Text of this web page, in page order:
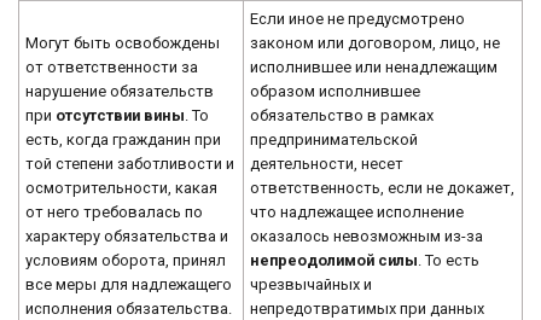
Могут быть освобождены
от ответственности за
нарушение обязательств
при отсутствии вины. То
есть, когда гражданин при
той степени заботливости и
осмотрительности, какая
от него требовалась по
характеру обязательства и
условиям оборота, принял
все меры для надлежащего
исполнения обязательства.
Если иное не предусмотрено
законом или договором, лицо, не
исполнившее или ненадлежащим
образом исполнившее
обязательство в рамках
предпринимательской
деятельности, несет
ответственность, если не докажет,
что надлежащее исполнение
оказалось невозможным из-за
непреодолимой силы. То есть
чрезвычайных и
непредотвратимых при данных